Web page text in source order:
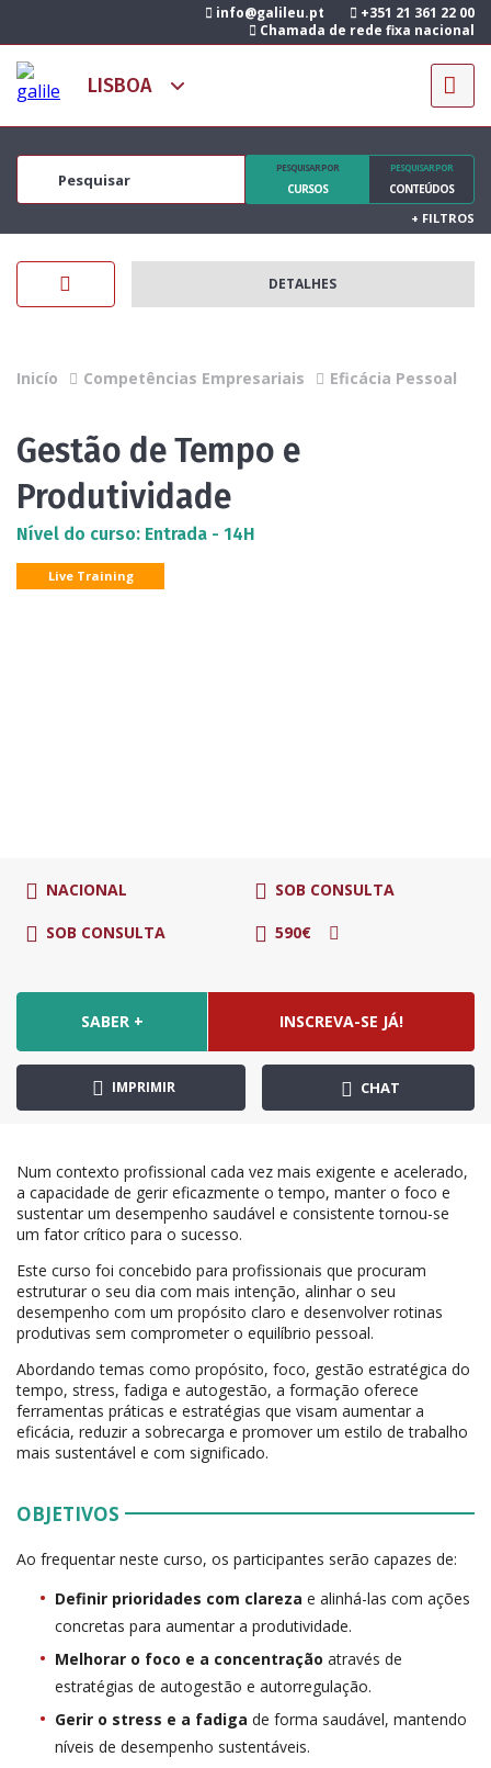
info@galileu.pt
+351 21 361 22 00
Chamada de rede fixa nacional
PESQUISAR POR
CURSOS
PESQUISAR POR
CONTEÚDOS
+ FILTROS
DETALHES
Inicío Competências Empresariais Eficácia Pessoal
Gestão de Tempo e
Produtividade
Nível do curso: Entrada - 14H
Live Training
NACIONAL SOB CONSULTA
SOB CONSULTA 590€
SABER + INSCREVA-SE JÁ!
IMPRIMIR CHAT
Num contexto profissional cada vez mais exigente e acelerado,
a capacidade de gerir eficazmente o tempo, manter o foco e
sustentar um desempenho saudável e consistente tornou-se
um fator crítico para o sucesso.
Este curso foi concebido para profissionais que procuram
estruturar o seu dia com mais intenção, alinhar o seu
desempenho com um propósito claro e desenvolver rotinas
produtivas sem comprometer o equilíbrio pessoal.
Abordando temas como propósito, foco, gestão estratégica do
tempo, stress, fadiga e autogestão, a formação oferece
ferramentas práticas e estratégias que visam aumentar a
eficácia, reduzir a sobrecarga e promover um estilo de trabalho
mais sustentável e com significado.
OBJETIVOS
Ao frequentar neste curso, os participantes serão capazes de:
Definir prioridades com clareza e alinhá-las com ações
concretas para aumentar a produtividade.
Melhorar o foco e a concentração através de
estratégias de autogestão e autorregulação.
Gerir o stress e a fadiga de forma saudável, mantendo
níveis de desempenho sustentáveis.